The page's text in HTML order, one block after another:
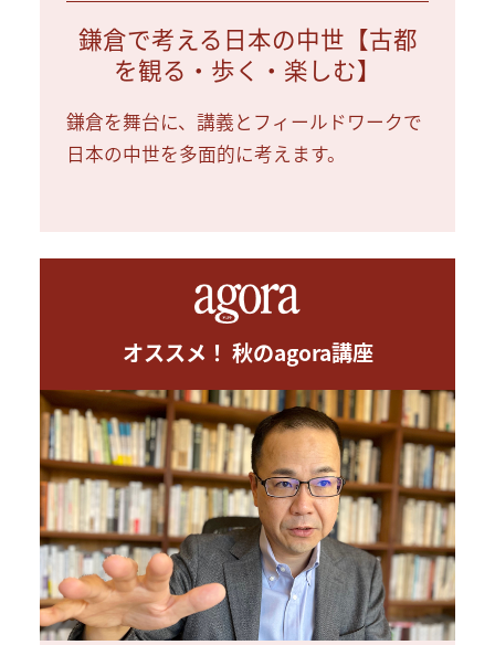
鎌倉で考える日本の中世【古都
を観る・歩く・楽しむ】
鎌倉を舞台に、講義とフィールドワークで
日本の中世を多面的に考えます。
オススメ！ 秋のagora講座